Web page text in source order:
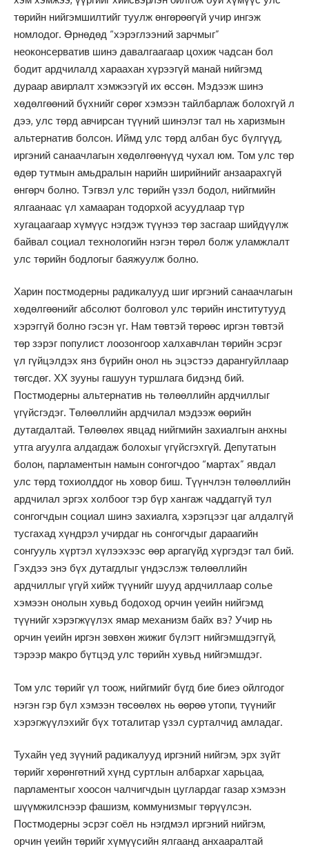
төрийн нийгэмшилтийг туулж өнгөрөөгүй учир ингэж
номлодог. Өрнөдөд “хэрэглээний зарчмыг”
неоконсерватив шинэ давалгаагаар цохиж чадсан бол
бодит ардчилалд хараахан хүрээгүй манай нийгэмд
дураар авирлалт хэмжээгүй их өссөн. Мэдээж шинэ
хөдөлгөөний бүхнийг сөрөг хэмээн тайлбарлаж болохгүй л
дээ, улс төрд авчирсан түүний шинэлэг тал нь харизмын
альтернатив болсон. Иймд улс төрд албан бус бүлгүүд,
иргэний санаачлагын хөдөлгөөнүүд чухал юм. Том улс төр
өдөр тутмын амьдралын нарийн ширийнийг анзаарахгүй
өнгөрч болно. Тэгвэл улс төрийн үзэл бодол, нийгмийн
ялгаанаас үл хамааран тодорхой асуудлаар түр
хугацаагаар хүмүүс нэгдэж түүнээ төр засгаар шийдүүлж
байвал социал технологийн нэгэн төрөл болж уламжлалт
улс төрийн бодлогыг баяжуулж болно.
Харин постмодерны радикалууд шиг иргэний санаачлагын
хөдөлгөөнийг абсолют болговол улс төрийн институтууд
хэрэггүй болно гэсэн үг. Нам төвтэй төрөөс иргэн төвтэй
төр зэрэг популист лоозонгоор халхавчлан төрийн эсрэг
үл гүйцэлдэх янз бүрийн онол нь эцэстээ дарангуйллаар
төгсдөг. ХХ зууны гашуун туршлага бидэнд бий.
Постмодерны альтернатив нь төлөөллийн ардчиллыг
үгүйсгэдэг. Төлөөллийн ардчилал мэдээж өөрийн
дутагдалтай. Төлөөлөх явцад нийгмийн захиалгын анхны
утга агуулга алдагдаж болохыг үгүйсгэхгүй. Депутатын
болон, парламентын намын сонгогчдоо “мартах” явдал
улс төрд тохиолддог нь ховор биш. Түүнчлэн төлөөллийн
ардчилал эргэх холбоог тэр бүр хангаж чаддаггүй тул
сонгогчдын социал шинэ захиалга, хэрэгцээг цаг алдалгүй
тусгахад хүндрэл учирдаг нь сонгогчдыг дараагийн
сонгууль хүртэл хүлээхээс өөр аргагүйд хүргэдэг тал бий.
Гэхдээ энэ бүх дутагдлыг үндэслэж төлөөллийн
ардчиллыг үгүй хийж түүнийг шууд ардчиллаар солье
хэмээн онолын хувьд бодоход орчин үеийн нийгэмд
түүнийг хэрэгжүүлэх ямар механизм байх вэ? Учир нь
орчин үеийн иргэн зөвхөн жижиг бүлэгт нийгэмшдэггүй,
тэрээр макро бүтцэд улс төрийн хувьд нийгэмшдэг.
Том улс төрийг үл тоож, нийгмийг бүгд бие биеэ ойлгодог
нэгэн гэр бүл хэмээн төсөөлөх нь өөрөө утопи, түүнийг
хэрэгжүүлэхийг бүх тоталитар үзэл сурталчид амладаг.
Тухайн үед зүүний радикалууд иргэний нийгэм, эрх зүйт
төрийг хөрөнгөтний хүнд суртлын албархаг харьцаа,
парламентыг хоосон чалчигчдын цуглардаг газар хэмээн
шүүмжилснээр фашизм, коммунизмыг төрүүлсэн.
Постмодерны эсрэг соёл нь нэгдмэл иргэний нийгэм,
орчин үеийн төрийг хүмүүсийн ялгаанд анхааралтай